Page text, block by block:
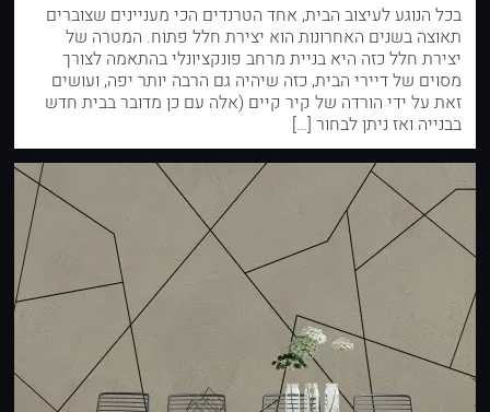
בכל הנוגע לעיצוב הבית, אחד הטרנדים הכי מעניינים שצוברים
תאוצה בשנים האחרונות הוא יצירת חלל פתוח. המטרה של
יצירת חלל כזה היא בניית מרחב פונקציונלי בהתאמה לצורך
מסוים של דיירי הבית, כזה שיהיה גם הרבה יותר יפה, ועושים
זאת על ידי הורדה של קיר קיים (אלה עם כן מדובר בבית חדש
בבנייה ואז ניתן לבחור […]